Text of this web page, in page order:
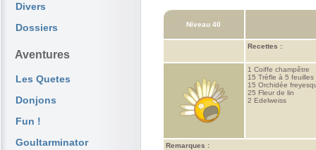
Divers
Dossiers
Aventures
Les Quetes
Donjons
Fun !
Goultarminator
Niveau 40
Recettes :
1 Coiffe champêtre
15 Trèfle à 5 feuilles
15 Orchidée
25 Fleur de lin
2 Edelweiss
Remarques :